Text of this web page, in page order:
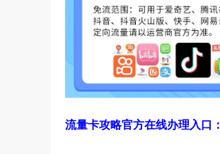
流量卡攻略官方在线办理入口：